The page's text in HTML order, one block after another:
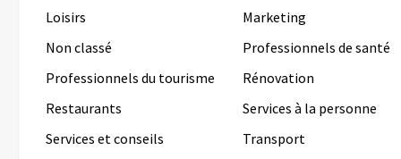
Loisirs
Marketing
Non classé
Professionnels de santé
Professionnels du tourisme
Rénovation
Restaurants
Services à la personne
Services et conseils
Transport